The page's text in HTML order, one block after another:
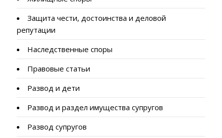
Защита чести, достоинства и деловой
репутации
Наследственные споры
Правовые статьи
Развод и дети
Развод и раздел имущества супругов
Развод супругов